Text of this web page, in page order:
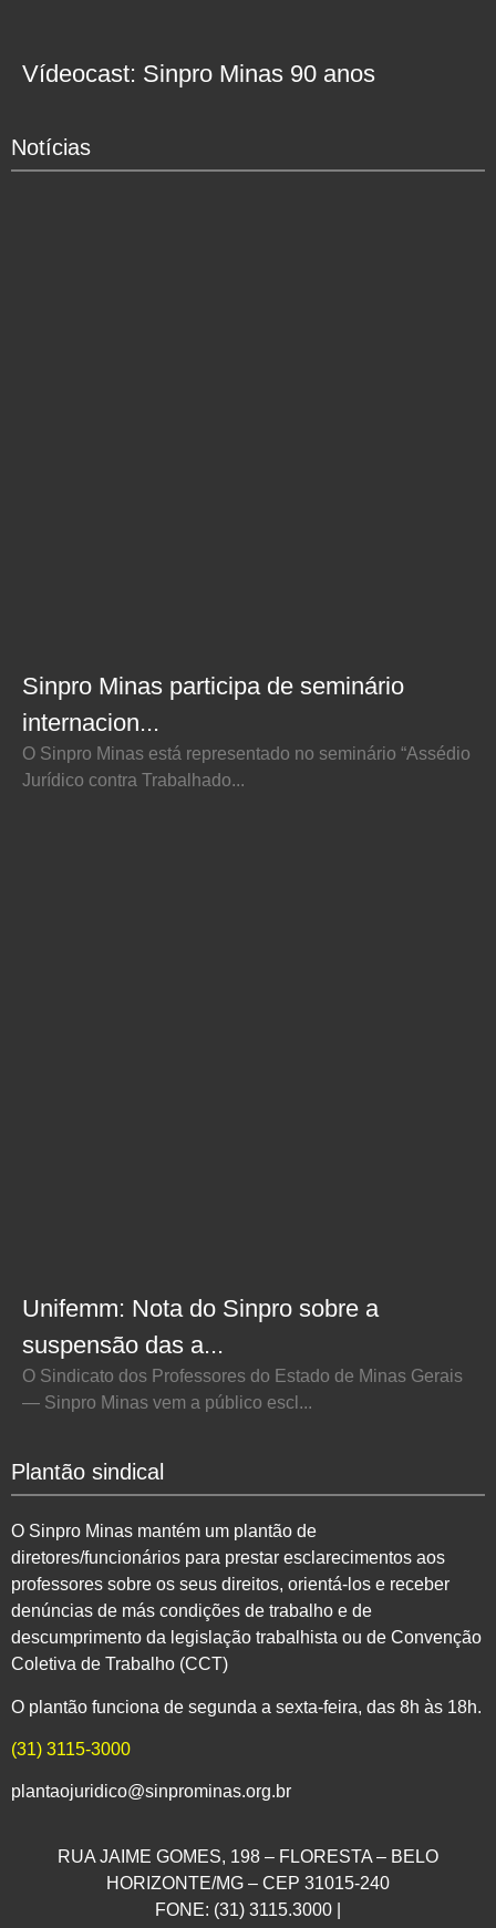
Vídeocast: Sinpro Minas 90 anos
Notícias
Sinpro Minas participa de seminário
internacion...
O Sinpro Minas está representado no seminário “Assédio
Jurídico contra Trabalhado...
Unifemm: Nota do Sinpro sobre a
suspensão das a...
O Sindicato dos Professores do Estado de Minas Gerais
— Sinpro Minas vem a público escl...
Plantão sindical
O Sinpro Minas mantém um plantão de
diretores/funcionários para prestar esclarecimentos aos
professores sobre os seus direitos, orientá-los e receber
denúncias de más condições de trabalho e de
descumprimento da legislação trabalhista ou de Convenção
Coletiva de Trabalho (CCT)
O plantão funciona de segunda a sexta-feira, das 8h às 18h.
(31) 3115-3000
plantaojuridico@sinprominas.org.br
RUA JAIME GOMES, 198 – FLORESTA – BELO
HORIZONTE/MG – CEP 31015-240
FONE: (31) 3115.3000 |